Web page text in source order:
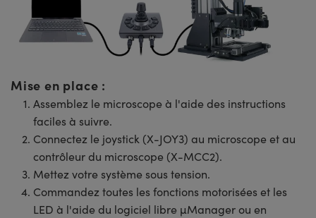
Mise en place :
Assemblez le microscope à l'aide des instructions
faciles à suivre.
Connectez le joystick (X-JOY3) au microscope et au
contrôleur du microscope (X-MCC2).
Mettez votre système sous tension.
Commandez toutes les fonctions motorisées et les
LED à l'aide du logiciel libre µManager ou en